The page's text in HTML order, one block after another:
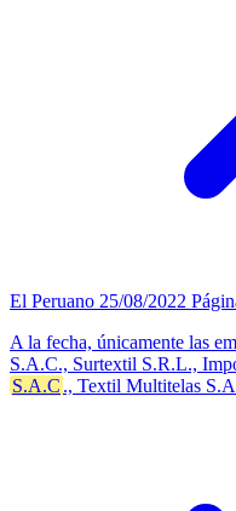
El Peruano 25/08/2022
A la fecha, únicamente las
S.A.C., Surtextil S.R.L.,
S.A.C ., Textil Multitelas